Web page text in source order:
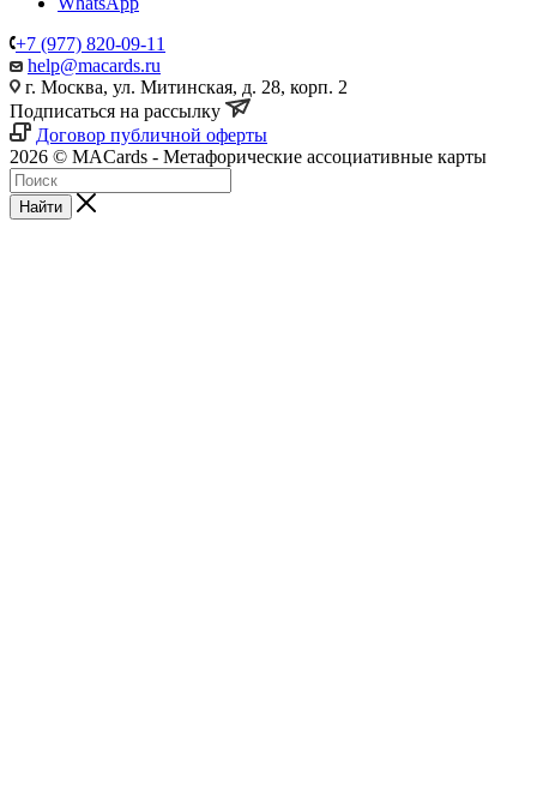
+7 (977) 820-09-11
help@macards.ru
г. Москва, ул. Митинская, д. 28, корп. 2
Подписаться на рассылку
Договор публичной оферты
2026 © MACards - Метафорические ассоциативные карты
Найти